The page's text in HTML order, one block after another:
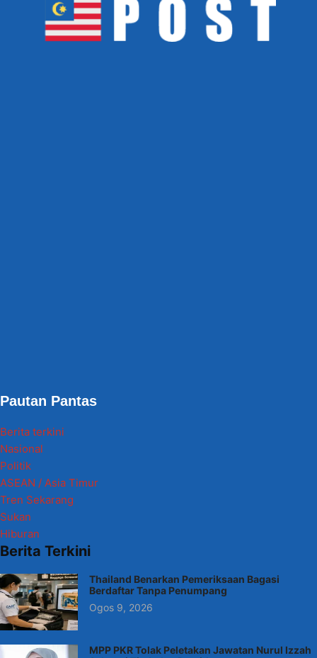
Pautan Pantas
Berita terkini
Nasional
Politik
ASEAN / Asia Timur
Tren Sekarang
Sukan
Hiburan
Berita Terkini
Thailand Benarkan Pemeriksaan Bagasi
Berdaftar Tanpa Penumpang
Ogos 9, 2026
MPP PKR Tolak Peletakan Jawatan Nurul Izzah